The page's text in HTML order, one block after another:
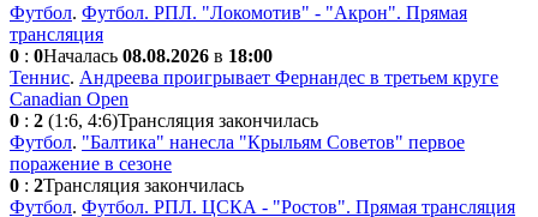
Футбол. Футбол. РПЛ. "Локомотив" - "Акрон". Прямая
трансляция
0 : 0Началась 08.08.2026 в 18:00
Теннис. Андреева проигрывает Фернандес в третьем круге
Canadian Open
0 : 2 (1:6, 4:6)Трансляция закончилась
Футбол. "Балтика" нанесла "Крыльям Советов" первое
поражение в сезоне
0 : 2Трансляция закончилась
Футбол. Футбол. РПЛ. ЦСКА - "Ростов". Прямая трансляция